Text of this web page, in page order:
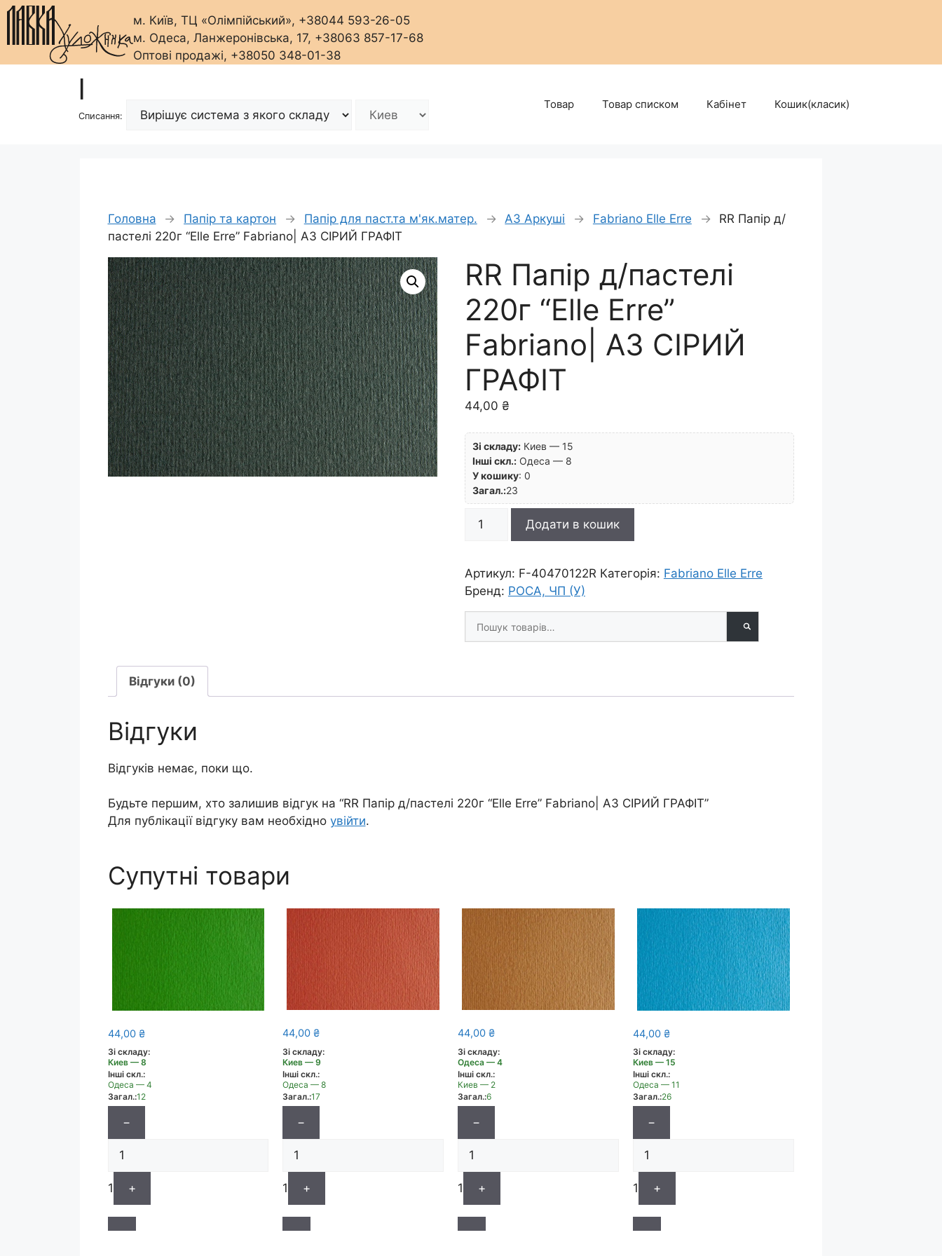
м. Київ, ТЦ «Олімпійський», +38044 593-26-05
м. Одеса, Ланжеронівська, 17, +38063 857-17-68
Оптові продажі, +38050 348-01-38
Списання:
Товар Товар списком Кабінет Кошик(класик)
Головна → Папір та картон → Папір для паст.та м'як.матер. → А3 Аркуші → Fabriano Elle Erre →
RR Папір д/
пастелі 220г “Elle Erre” Fabriano| А3 СІРИЙ ГРАФІТ
RR Папір д/пастелі
220г “Elle Erre”
Fabriano| А3 СІРИЙ
ГРАФІТ
44,00 ₴
Зі складу: Киев — 15
Інші скл.:Одеса — 8
У кошику: 0
Загал.:23
пастелі
220г
Erre"
Fabriano|
Додати в кошик
Артикул: F-40470122R Категорія: Fabriano Elle Erre
Бренд: РОСА, ЧП (У)
Шукати
товари
Відгуки (0)
Відгуки
Відгуків немає, поки що.
Будьте першим, хто залишив відгук на “RR Папір д/пастелі 220г “Elle Erre” Fabriano| А3 СІРИЙ ГРАФІТ”
Для публікації відгуку вам необхідно увійти.
Супутні товари
44,00 ₴
Зі складу:
Киев — 8
Інші скл.:
Одеса — 4
Загал.:12
−
1 +
44,00₴
Зі складу:
Киев — 9
Інші скл.:
Одеса — 8
Загал.:17
−
1 +
44,00₴
Зі складу:
Одеса — 4
Інші скл.:
Киев — 2
Загал.:6
−
1 +
44,00₴
Зі складу:
Киев — 15
Інші скл.:
Одеса — 11
Загал.:26
−
1 +